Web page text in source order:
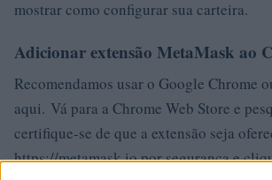
mostrar como configurar sua carteira.
Adicionar extensão MetaMask ao
Recomendamos usar o Google Chrome
aqui. Vá para a Chrome Web Store e
certifique-se de que a extensão seja
https://metamask.io por segurança e